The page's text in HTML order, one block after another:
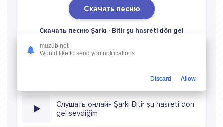
Скачать песню
Скачать песню Şarkı - Bitir şu hasreti dön gel
бесплатно или слушать музыку в режиме онлайн
Слушать онлайн Şarkı Bitir şu hasreti dön
gel sevdiğim
muzub.net
Would like to send you notifications
Discard Allow